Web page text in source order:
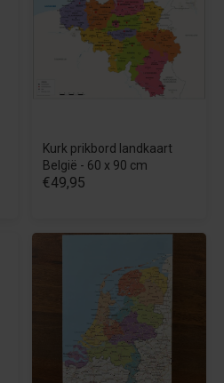
Kurk prikbord landkaart
België - 60 x 90 cm
€49,95